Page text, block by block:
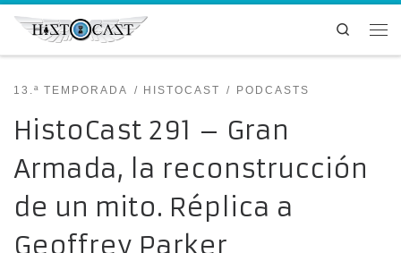
Saltar al contenido
Search
13.ª TEMPORADA HISTOCAST PODCASTS
HistoCast 291 – Gran
Armada, la reconstrucción
de un mito. Réplica a
Geoffrey Parker